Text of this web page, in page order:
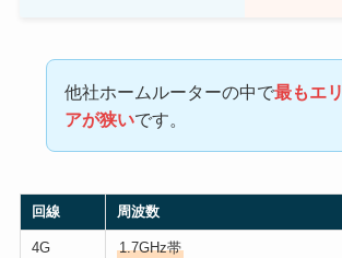
他社ホームルーターの中で最もエリ
アが狭いです。
回線 周波数
4G 1.7GHz帯